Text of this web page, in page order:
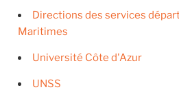
Directions des services
Maritimes
Université Côte d'Azur
UNSS